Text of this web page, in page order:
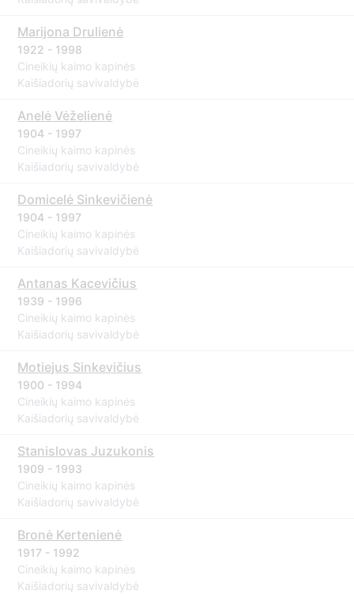
Marijona Drulienė
1922 - 1998
Cineikių kaimo kapinės
Kaišiadorių savivaldybė
Anelė Vėželienė
1904 - 1997
Cineikių kaimo kapinės
Kaišiadorių savivaldybė
Domicelė Sinkevičienė
1904 - 1997
Cineikių kaimo kapinės
Kaišiadorių savivaldybė
Antanas Kacevičius
1939 - 1996
Cineikių kaimo kapinės
Kaišiadorių savivaldybė
Motiejus Sinkevičius
1900 - 1994
Cineikių kaimo kapinės
Kaišiadorių savivaldybė
Stanislovas Juzukonis
1909 - 1993
Cineikių kaimo kapinės
Kaišiadorių savivaldybė
Bronė Kertenienė
1917 - 1992
Cineikių kaimo kapinės
Kaišiadorių savivaldybė